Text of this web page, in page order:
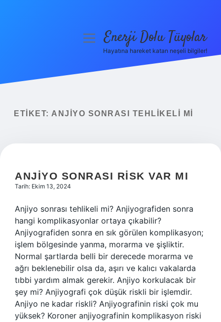
Yasal Uyarı
menüyüEnerji Dolu Tüyolar
Hayatına hareket katan neşeli bilgiler!
ETIKET: ANJIYO SONRASI TEHLIKELI MI
ANJIYO SONRASI RISK VAR MI
Tarih: Ekim 13, 2024
Anjiyo sonrası tehlikeli mi? Anjiyografiden sonra
hangi komplikasyonlar ortaya çıkabilir?
Anjiyografiden sonra en sık görülen komplikasyon;
işlem bölgesinde yanma, morarma ve şişliktir.
Normal şartlarda belli bir derecede morarma ve
ağrı beklenebilir olsa da, aşırı ve kalıcı vakalarda
tıbbi yardım almak gerekir. Anjiyo korkulacak bir
şey mi? Anjiyografi çok düşük riskli bir işlemdir.
Anjiyo ne kadar riskli? Anjiyografinin riski çok mu
yüksek? Koroner anjiyografinin komplikasyon riski